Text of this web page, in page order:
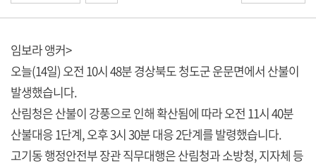
임보라 앵커>
오늘(14일) 오전 10시 48분 경상북도 청도군 운문면에서 산불이
발생했습니다.
산림청은 산불이 강풍으로 인해 확산됨에 따라 오전 11시 40분
산불대응 1단계, 오후 3시 30분 대응 2단계를 발령했습니다.
고기동 행정안전부 장관 직무대행은 산림청과 소방청, 지자체 등